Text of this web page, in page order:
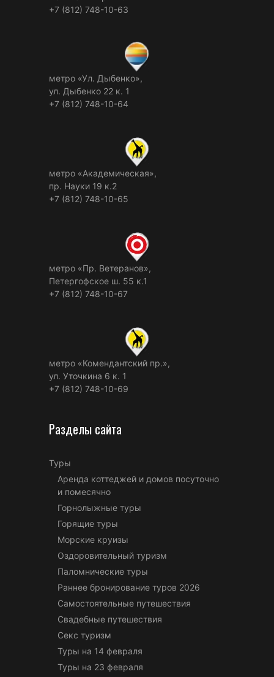
+7 (812) 748-10-63
метро «Ул. Дыбенко»,
ул. Дыбенко 22 к. 1
+7 (812) 748-10-64
метро «Академическая»,
пр. Науки 19 к.2
+7 (812) 748-10-65
метро «Пр. Ветеранов»,
Петергофское ш. 55 к.1
+7 (812) 748-10-67
метро «Комендантский пр.»,
ул. Уточкина 6 к. 1
+7 (812) 748-10-69
Разделы сайта
Туры
Аренда коттеджей и домов посуточно
и помесячно
Горнолыжные туры
Горящие туры
Морские круизы
Оздоровительный туризм
Паломнические туры
Раннее бронирование туров 2026
Самостоятельные путешествия
Свадебные путешествия
Секс туризм
Туры на 14 февраля
Туры на 23 февраля